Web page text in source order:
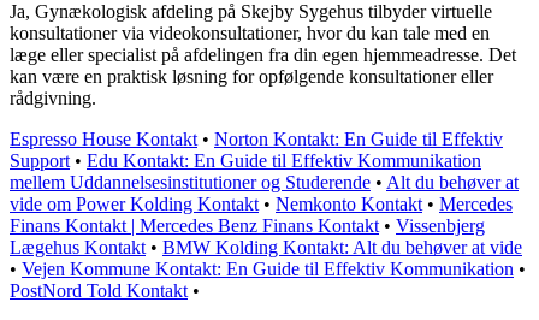
Ja, Gynækologisk afdeling på Skejby Sygehus tilbyder virtuelle
konsultationer via videokonsultationer, hvor du kan tale med en
læge eller specialist på afdelingen fra din egen hjemmeadresse. Det
kan være en praktisk løsning for opfølgende konsultationer eller
rådgivning.
Espresso House Kontakt • Norton Kontakt: En Guide til Effektiv
Support • Edu Kontakt: En Guide til Effektiv Kommunikation
mellem Uddannelsesinstitutioner og Studerende • Alt du behøver at
vide om Power Kolding Kontakt • Nemkonto Kontakt • Mercedes
Finans Kontakt | Mercedes Benz Finans Kontakt • Vissenbjerg
Lægehus Kontakt • BMW Kolding Kontakt: Alt du behøver at vide
• Vejen Kommune Kontakt: En Guide til Effektiv Kommunikation •
PostNord Told Kontakt •